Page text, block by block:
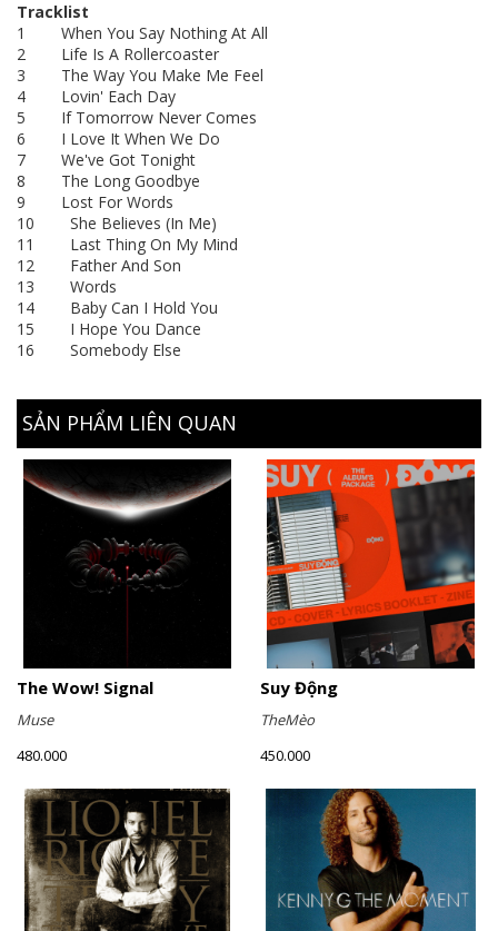
Tracklist
1 When You Say Nothing At All
2 Life Is A Rollercoaster
3 The Way You Make Me Feel
4 Lovin' Each Day
5 If Tomorrow Never Comes
6 I Love It When We Do
7 We've Got Tonight
8 The Long Goodbye
9 Lost For Words
10 She Believes (In Me)
11 Last Thing On My Mind
12 Father And Son
13 Words
14 Baby Can I Hold You
15 I Hope You Dance
16 Somebody Else
SẢN PHẨM LIÊN QUAN
The Wow! Signal
Muse
480.000
Suy Động
TheMèo
450.000